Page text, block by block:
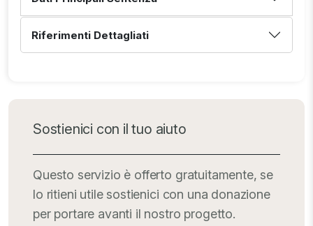
Riferimenti Dettagliati
Sostienici con il tuo aiuto
Questo servizio è offerto gratuitamente, se
lo ritieni utile sostienici con una donazione
per portare avanti il nostro progetto.